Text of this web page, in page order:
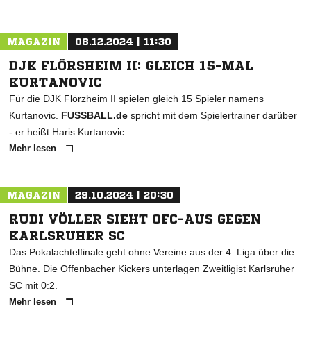
MAGAZIN 08.12.2024 | 11:30
DJK FLÖRSHEIM II: GLEICH 15-MAL
KURTANOVIC
Für die DJK Flörzheim II spielen gleich 15 Spieler namens
Kurtanovic. FUSSBALL.de spricht mit dem Spielertrainer darüber
- er heißt Haris Kurtanovic.
Mehr lesen
MAGAZIN 29.10.2024 | 20:30
RUDI VÖLLER SIEHT OFC-AUS GEGEN
KARLSRUHER SC
Das Pokalachtelfinale geht ohne Vereine aus der 4. Liga über die
Bühne. Die Offenbacher Kickers unterlagen Zweitligist Karlsruher
SC mit 0:2.
Mehr lesen